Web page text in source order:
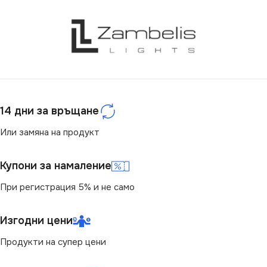
14 дни за връщане
Или замяна на продукт
Купони за намаление
При регистрация 5% и не само
Изгодни цени
Продукти на супер цени